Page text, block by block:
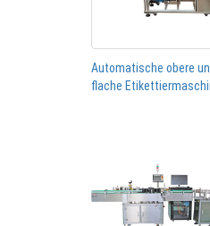
Automatische obere
flache